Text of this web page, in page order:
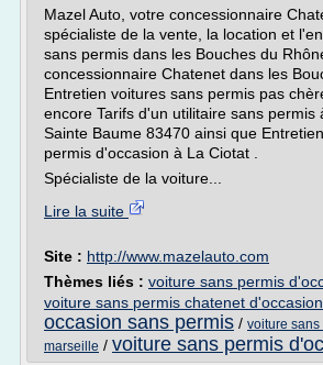
Mazel Auto, votre concessionnaire
spécialiste de la vente, la location et
sans permis dans les Bouches du
concessionnaire Chatenet dans les
Entretien voitures sans permis pas
encore Tarifs d'un utilitaire sans permis
Sainte Baume 83470 ainsi que
permis d'occasion à La Ciotat .
Spécialiste de la voiture...
Lire la suite
Site : http://www.mazelauto.com
Thèmes liés : voiture sans permis
voiture sans permis chatenet d'occasion
occasion sans permis / voiture
marseille / voiture sans permis